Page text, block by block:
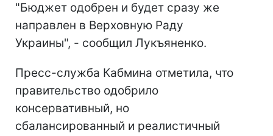
"Бюджет одобрен и будет сразу же
направлен в Верховную Раду
Украины", - сообщил Лукъяненко.
Пресс-служба Кабмина отметила, что
правительство одобрило
консервативный, но
сбалансированный и реалистичный